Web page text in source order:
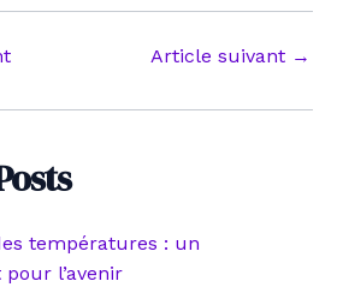
Article suivant →